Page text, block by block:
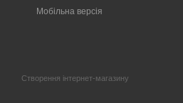
Мобільна версія
Створення інтернет-магазину